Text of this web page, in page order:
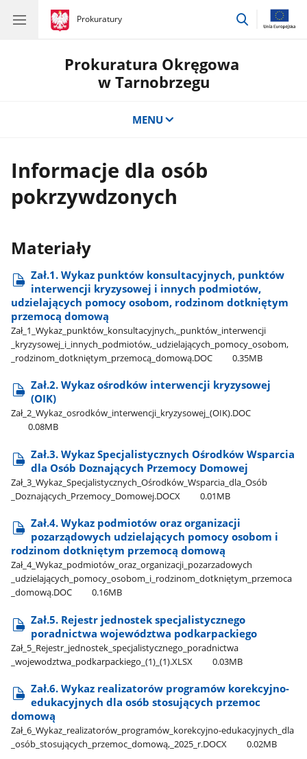
gov.pl
Prokuratury
gov.pl
Prokuratury
przejdź
Prokuratura Okręgowa
w Tarnobrzegu
MENU
Informacje dla osób
pokrzywdzonych
Materiały
Zał.1. Wykaz punktów konsultacyjnych, punktów
interwencji kryzysowej i innych podmiotów,
udzielających pomocy osobom, rodzinom dotkniętym
przemocą domową
Zał​_1​_Wykaz​_punktów​_konsultacyjnych,​_punktów​_interwencji​
_kryzysowej​_i​_innych​_podmiotów,​_udzielających​_pomocy​_osobom,​
_rodzinom​_dotkniętym​_przemocą​_domową.DOC
0.35MB
Zał.2. Wykaz ośrodków interwencji kryzysowej
(OIK)
Zał​_2​_Wykaz​_osrodków​_interwencji​_kryzysowej​_(OIK).DOC
0.08MB
Zał.3. Wykaz Specjalistycznych Ośrodków Wsparcia
dla Osób Doznających Przemocy Domowej
Zał​_3​_Wykaz​_Specjalistycznych​_Ośrodków​_Wsparcia​_dla​_Osób​
_Doznających​_Przemocy​_Domowej.DOCX
0.01MB
Zał.4. Wykaz podmiotów oraz organizacji
pozarządowych udzielających pomocy osobom i
rodzinom dotkniętym przemocą domową
Zał​_4​_Wykaz​_podmiotów​_oraz​_organizacji​_pozarzadowych​
_udzielających​_pomocy​_osobom​_i​_rodzinom​_dotkniętym​_przemoca​
_domową.DOC
0.16MB
Zał.5. Rejestr jednostek specjalistycznego
poradnictwa województwa podkarpackiego
Zał​_5​_Rejestr​_jednostek​_specjalistycznego​_poradnictwa​
_wojewodztwa​_podkarpackiego​_(1)​_(1).XLSX
0.03MB
Zał.6. Wykaz realizatorów programów korekcyjno-
edukacyjnych dla osób stosujących przemoc
domową
Zał​_6​_Wykaz​_realizatorów​_programów​_korekcyjno-edukacyjnych​_dla​
_osób​_stosujących​_przemoc​_domową,​_2025​_r.DOCX
0.02MB